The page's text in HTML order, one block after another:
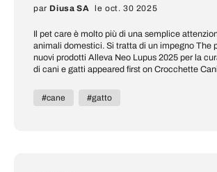
pause : trop de jeu, soprattutto avec des stimuli
une « capture » réelle. Ignorer les préférences du chat : tous les chats ont
des inclinations diverses et insister sur les jeux qui
peuvent les rendre apathiques envers toute activité. Pour éviter ces
abitudini, vous pouvez fructifier au maximum le
? Découvrez la ligne Alleva nel nostro shop online! Suivez également vos
par Diusa SA le oct. 30 2025
Il pet care è molto più di una semplice
animali domestici. Si tratta di un impegno The
nuovi prodotti Alleva Neo Lupus 2025 per la
di cani e gatti appeared first on Crocchette
#cane
#gatto